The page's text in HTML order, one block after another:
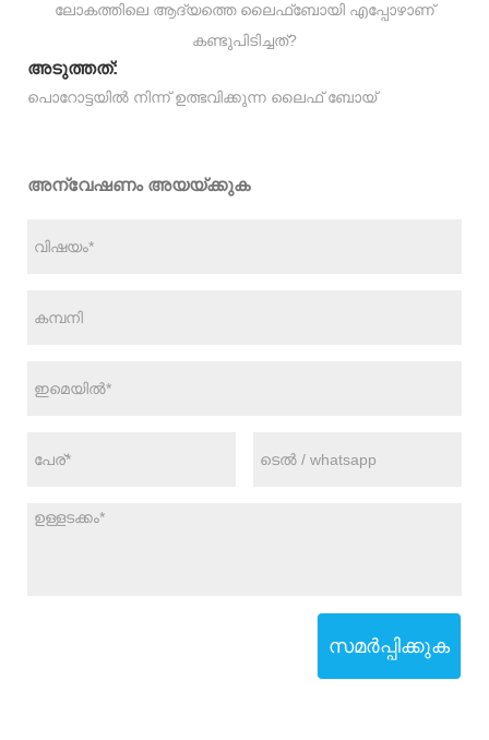
ലോകത്തിലെ ആദ്യത്തെ ലൈഫ്ബോയി എപ്പോഴാണ്
കണ്ടുപിടിച്ചത്?
അടുത്തത്:
പൊറോട്ടയിൽ നിന്ന് ഉത്ഭവിക്കുന്ന ലൈഫ് ബോയ്
അന്വേഷണം അയയ്ക്കുക
സമർപ്പിക്കുക